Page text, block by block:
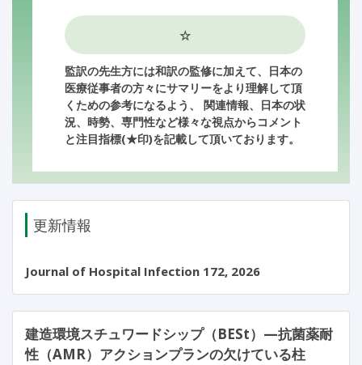
☆
監訳の先生方には和訳の監修に加えて、日本の
医療従事者の方々にサマリーをより理解して頂
くための参考になるよう、 関連情報、日本の状
況、時勢、専門性など様々な視点からコメント
と注目指標(★印)を記載して頂いております。
更新情報
Journal of Hospital Infection 172, 2026
建造環境スチュワードシップ（BESt）—抗菌薬耐
性（AMR）アクションプランの欠けている柱